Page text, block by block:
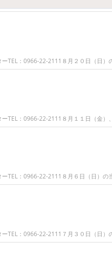
TEL：0966-22-2111８月２０日（日）
TEL：0966-22-2111８月１１日（金）
TEL：0966-22-2111８月６日（日）の
TEL：0966-22-2111７月３０日（日）